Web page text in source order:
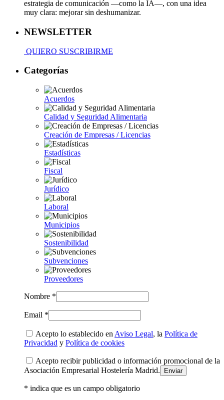
estrategia de comunicación —como la IA—, con una idea
muy clara: mejorar sin deshumanizar.
NEWSLETTER
QUIERO SUSCRIBIRME
Categorías
Acuerdos
Calidad y Seguridad Alimentaria
Creación de Empresas / Licencias
Estadísticas
Fiscal
Jurídico
Laboral
Municipios
Sostenibilidad
Subvenciones
Proveedores
Nombre *
Email *
Acepto lo establecido en Aviso Legal, la Política de
Privacidad y Política de cookies
Acepto recibir publicidad o información promocional de la
Asociación Empresarial Hostelería Madrid.
* indica que es un campo obligatorio